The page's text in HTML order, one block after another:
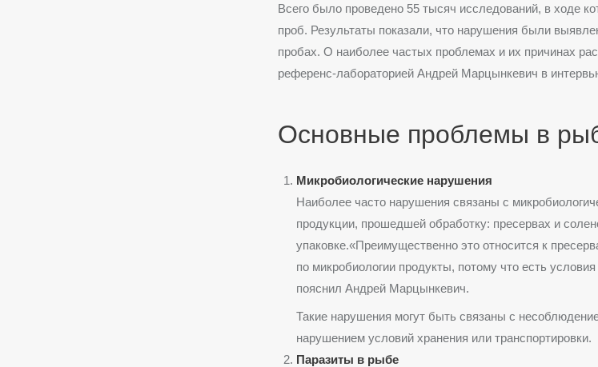
Всего было проведено 55 тысяч исследований, в ходе
проб. Результаты показали, что нарушения были
пробах. О наиболее частых проблемах и их причинах
референс-лабораторией Андрей Марцынкевич в
Основные проблемы в
Микробиологические нарушения
Наиболее часто нарушения связаны с
продукции, прошедшей обработку: пресервах и
упаковке.«Преимущественно это относится к
по микробиологии продукты, потому что есть
пояснил Андрей Марцынкевич.
Такие нарушения могут быть связаны с
нарушением условий хранения или транспортировки.
Паразиты в рыбе